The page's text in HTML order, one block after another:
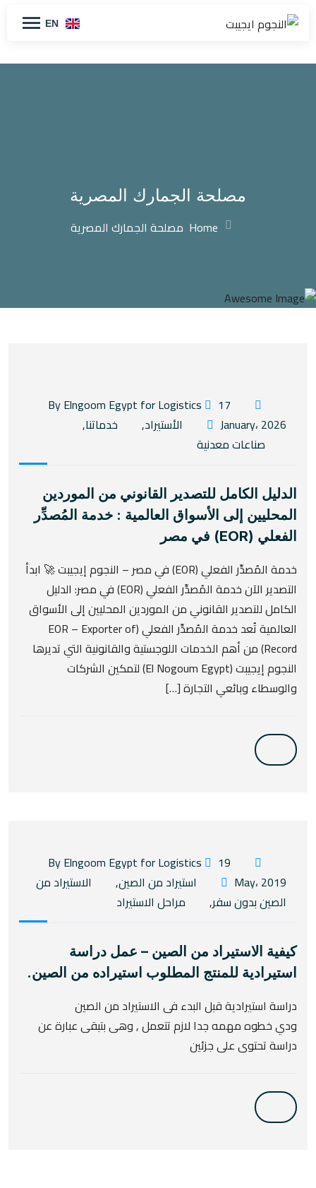
EN
مصلحة الجمارك المصرية
Home مصلحة الجمارك المصرية
17
January، 2026
الأستيراد, خدماتنا,
صناعات معدنية
الدليل الكامل للتصدير القانوني من الموردين
المحليين إلى الأسواق العالمية : خدمة المُصدِّر
الفعلي (EOR) في مصر
خدمة المُصدِّر الفعلي (EOR) في مصر – النجوم إيجيبت 🚀 ابدأ
التصدير الآن خدمة المُصدِّر الفعلي (EOR) في مصر: الدليل
الكامل للتصدير القانوني من الموردين المحليين إلى الأسواق
العالمية تُعد خدمة المُصدِّر الفعلي (EOR – Exporter of
Record) من أهم الخدمات اللوجستية والقانونية التي تديرها
النجوم إيجيبت (El Nogoum Egypt) لتمكين الشركات
والوسطاء وبائعي التجارة […]
19
May، 2019
استيراد من الصين,
الاستيراد من
الصين بدون سفر, مراحل الاستيراد
كيفية الاستيراد من الصين – عمل دراسة
استيرادية للمنتج المطلوب استيراده من الصين.
دراسة استيرادية قبل البدء فى الاستيراد من الصين
ودي خطوه مهمه جدا لازم تتعمل , وهى بتبقى عبارة عن
دراسة تحتوى على جزئين